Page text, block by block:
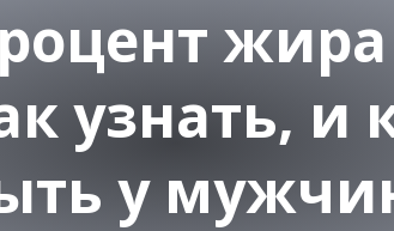
узнать, и
у